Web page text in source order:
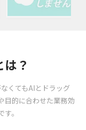
？
くてもAIとドラッグ
目的に合わせた業務効
。